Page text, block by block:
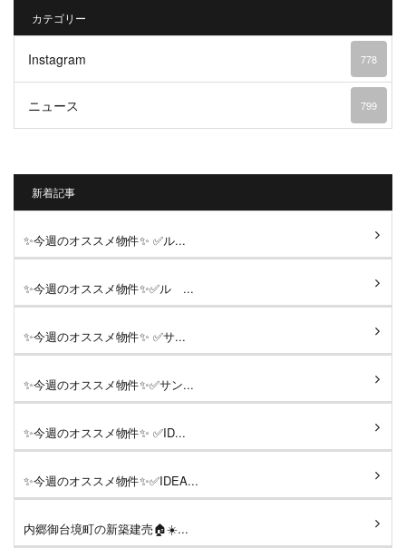
カテゴリー
Instagram 778
ニュース 799
新着記事
✨今週のオススメ物件✨ ✅ル...
✨今週のオススメ物件✨✅ル ...
✨今週のオススメ物件✨ ✅サ...
✨今週のオススメ物件✨✅サン...
✨今週のオススメ物件✨ ✅ID...
✨今週のオススメ物件✨✅IDEA...
内郷御台境町の新築建売🏠☀️...